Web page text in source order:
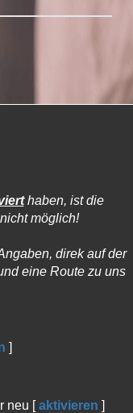
haben, ist die
möglich!
direk auf der
eine Route zu uns
]
neu [aktivieren ]